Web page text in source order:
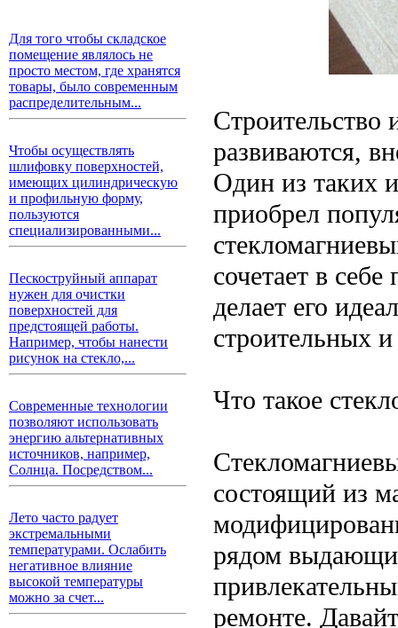
Для того чтобы складское
помещение являлось не
просто местом, где хранятся
товары, было современным
распределительным...
Чтобы осуществлять
шлифовку поверхностей,
имеющих цилиндрическую
и профильную форму,
пользуются
специализированными...
Пескоструйный аппарат
нужен для очистки
поверхностей для
предстоящей работы.
Например, чтобы нанести
рисунок на стекло,...
Современные технологии
позволяют использовать
энергию альтернативных
источников, например,
Солнца. Посредством...
Лето часто радует
экстремальными
температурами. Ослабить
негативное влияние
высокой температуры
можно за счет...
Строительство
развиваются,
Один из таких
приобрел
сочетает в
делает его
строительных
Что такое
состоящий из
рядом
ремонте.